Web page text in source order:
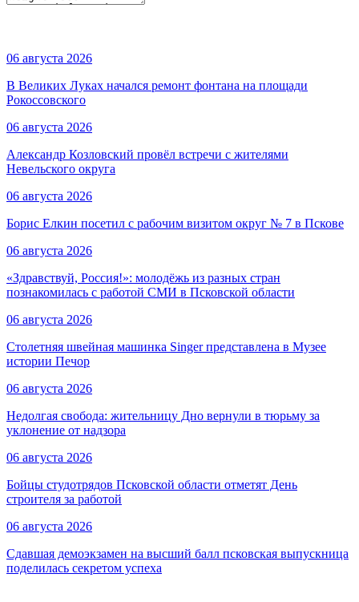
06 августа 2026
В Великих Луках начался ремонт фонтана на площади
Рокоссовского
06 августа 2026
Александр Козловский провёл встречи с жителями
Невельского округа
06 августа 2026
Борис Елкин посетил с рабочим визитом округ № 7 в Пскове
06 августа 2026
«Здравствуй, Россия!»: молодёжь из разных стран
познакомилась с работой СМИ в Псковской области
06 августа 2026
Столетняя швейная машинка Singer представлена в Музее
истории Печор
06 августа 2026
Недолгая свобода: жительницу Дно вернули в тюрьму за
уклонение от надзора
06 августа 2026
Бойцы студотрядов Псковской области отметят День
строителя за работой
06 августа 2026
Сдавшая демоэкзамен на высший балл псковская выпускница
поделилась секретом успеха